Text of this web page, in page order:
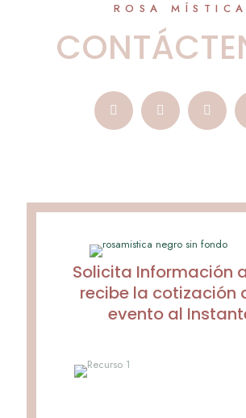
ROSA MÍSTICA
Solicita Información
recibe la cotización
evento al